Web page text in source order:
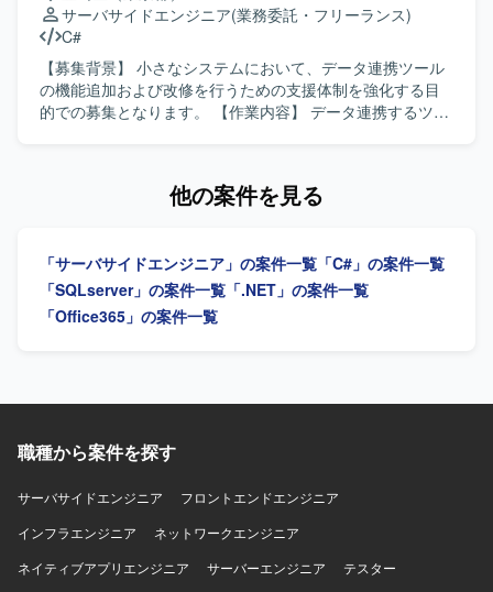
ていただけます。 【開発環境】 C#.NET、VB.NET を用い
た販売管理システムの開発・保守環境となります。
サーバサイドエンジニア(業務委託・フリーランス)
C#
【募集背景】 小さなシステムにおいて、データ連携ツール
の機能追加および改修を行うための支援体制を強化する目
的での募集となります。 【作業内容】 データ連携するツー
れる方を求めております。 【ポジションの魅力】 小規模な
システムであるため、上流工程から結合テストまで幅広い
工程に関わることができ、C#およびWPFを用いたサーバー
サイド・フロントエンド双方のスキルを活かしつつ、設計
となります。
他の案件を見る
「サーバサイドエンジニア」の案件一覧 「C#」の案件一覧
「SQLserver」の案件一覧 「.NET」の案件一覧
「Office365」の案件一覧
職種から案件を探す
サーバサイドエンジニア
フロントエンドエンジニア
インフラエンジニア
ネットワークエンジニア
ネイティブアプリエンジニア
サーバーエンジニア
テスター